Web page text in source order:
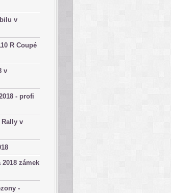
v
R Coupé
v
- profi
Rally v
zámek
-